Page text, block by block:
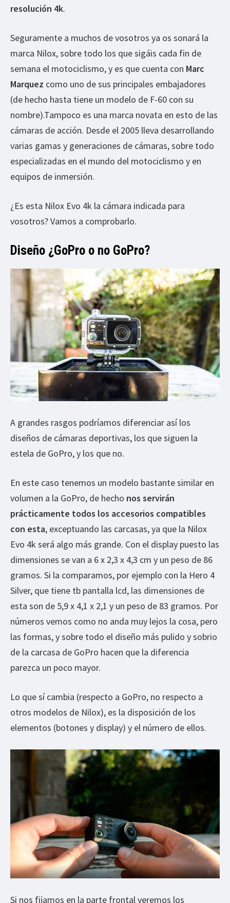
resolución 4k.
Seguramente a muchos de vosotros ya os sonará la
marca Nilox, sobre todo los que sigáis cada fin de
semana el motociclismo, y es que cuenta con Marc
Marquez como uno de sus principales embajadores
(de hecho hasta tiene un modelo de F-60 con su
nombre).Tampoco es una marca novata en esto de las
cámaras de acción. Desde el 2005 lleva desarrollando
varias gamas y generaciones de cámaras, sobre todo
especializadas en el mundo del motociclismo y en
equipos de inmersión.
¿Es esta Nilox Evo 4k la cámara indicada para
vosotros? Vamos a comprobarlo.
Diseño ¿GoPro o no GoPro?
A grandes rasgos podríamos diferenciar así los
diseños de cámaras deportivas, los que siguen la
estela de GoPro, y los que no.
En este caso tenemos un modelo bastante similar en
volumen a la GoPro, de hecho nos servirán
prácticamente todos los accesorios compatibles
con esta, exceptuando las carcasas, ya que la Nilox
Evo 4k será algo más grande. Con el display puesto las
dimensiones se van a 6 x 2,3 x 4,3 cm y un peso de 86
gramos. Si la comparamos, por ejemplo con la Hero 4
Silver, que tiene tb pantalla lcd, las dimensiones de
esta son de 5,9 x 4,1 x 2,1 y un peso de 83 gramos. Por
números vemos como no anda muy lejos la cosa, pero
las formas, y sobre todo el diseño más pulido y sobrio
de la carcasa de GoPro hacen que la diferencia
parezca un poco mayor.
Lo que sí cambia (respecto a GoPro, no respecto a
otros modelos de Nilox), es la disposición de los
elementos (botones y display) y el número de ellos.
Si nos fijamos en la parte frontal veremos los